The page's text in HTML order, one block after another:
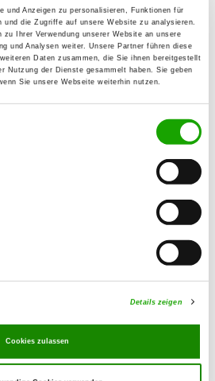
und Anzeigen zu personalisieren, Funktionen für
und die Zugriffe auf unsere Website zu analysieren.
Ihrer Verwendung unserer Website an unsere
und Analysen weiter. Unsere Partner führen diese
Daten zusammen, die Sie ihnen bereitgestellt
Nutzung der Dienste gesammelt haben. Sie geben
Sie unsere Webseite weiterhin nutzen.
Details zeigen
Cookies zulassen
Details
Details